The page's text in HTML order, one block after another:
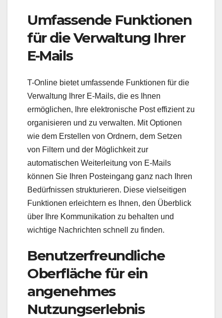
Umfassende Funktionen
für die Verwaltung Ihrer
E-Mails
T-Online bietet umfassende Funktionen für die
Verwaltung Ihrer E-Mails, die es Ihnen
ermöglichen, Ihre elektronische Post effizient zu
organisieren und zu verwalten. Mit Optionen
wie dem Erstellen von Ordnern, dem Setzen
von Filtern und der Möglichkeit zur
automatischen Weiterleitung von E-Mails
können Sie Ihren Posteingang ganz nach Ihren
Bedürfnissen strukturieren. Diese vielseitigen
Funktionen erleichtern es Ihnen, den Überblick
über Ihre Kommunikation zu behalten und
wichtige Nachrichten schnell zu finden.
Benutzerfreundliche
Oberfläche für ein
angenehmes
Nutzungserlebnis